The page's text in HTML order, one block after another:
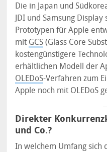
Die in Japan und
JDI und Samsung
Prototypen für Apple
mit GCS (Glass Core
kostengünstigere
erhältlichen Modell der
OLEDoS-Verfahren zum
Apple noch mit OLEDoS
Direkter
und Co.?
In welchem Umfang sich